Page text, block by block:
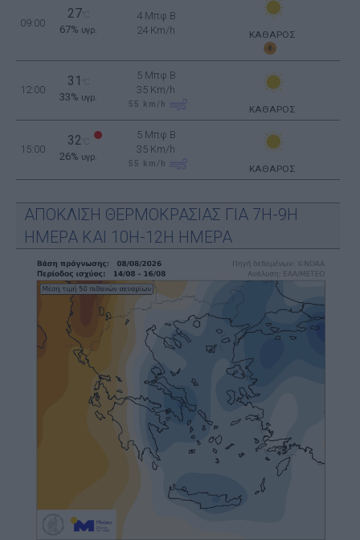
09:00
27
67% υγρ.
4 Μπφ B
24 Km/h
ΚΑΘΑΡΟΣ
12:00
31
33% υγρ.
5 Μπφ B
35 Km/h
55 km/h ΚΑΘΑΡΟΣ
15:00
32
26% υγρ.
5 Μπφ B
35 Km/h
55 km/h ΚΑΘΑΡΟΣ
ΑΠΟΚΛΙΣΗ ΘΕΡΜΟΚΡΑΣΙΑΣ ΓΙΑ 7Η-9Η
ΗΜΕΡΑ ΚΑΙ 10Η-12Η ΗΜΕΡΑ